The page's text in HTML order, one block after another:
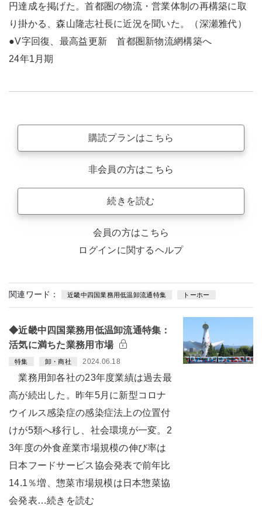
円達成を掲げた。首都圏の物流・営業体制の再構築に取
り掛かる、森山隆志社長に近況を聞いた。（深瀬雅代）
●V字回復、最高益更新 首都圏新物流網構築へ
24年1月期
購読プランはこちら
非会員の方はこちら
続きを読む
会員の方はこちら
ログインに関するヘルプ
関連ワード： 近畿中四国業務用低温卸流通特集 トーホー
◆近畿中四国業務用低温卸流通特集：
活気に満ちた業務用市場
特集 卸・商社 2024.06.18
業務用卸各社の23年度業績は過去最
高が続出した。昨年5月に新型コロナ
ウイルス感染症の感染症法上の位置付
けが5類へ移行し、社会環境が一変。2
3年度の外食産業市場規模の伸び率は
日本フードサービス協会発表で前年比
14.1％増、惣菜市場規模は日本惣菜協
会発表…続きを読む